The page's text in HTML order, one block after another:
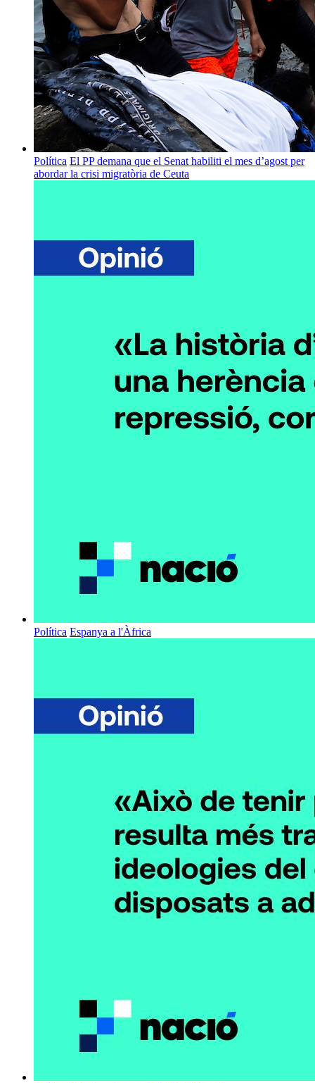
Política El PP demana que el Senat habiliti el mes d’agost per
abordar la crisi migratòria de Ceuta
Política Espanya a l'Àfrica